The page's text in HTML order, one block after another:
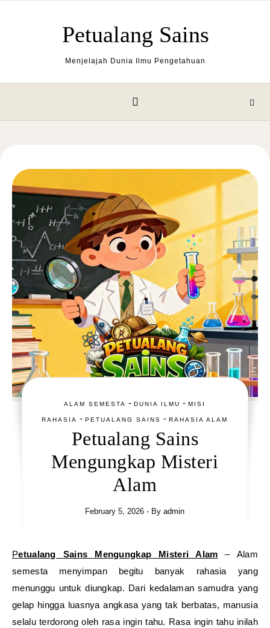
Petualang Sains
Menjelajah Dunia Ilmu Pengetahuan
ALAM SEMESTA -DUNIA ILMU -MISI
RAHASIA -PETUALANG SAINS -RAHASIA ALAM
Petualang Sains
Mengungkap Misteri
Alam
February 5, 2026 - Byadmin
Petualang Sains Mengungkap Misteri Alam – Alam
semesta menyimpan begitu banyak rahasia yang
menunggu untuk diungkap. Dari kedalaman samudra yang
gelap hingga luasnya angkasa yang tak berbatas, manusia
selalu terdorong oleh rasa ingin tahu. Rasa ingin tahu inilah